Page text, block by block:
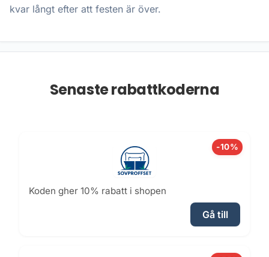
kvar långt efter att festen är över.
Senaste rabattkoderna
-10%
Koden gher 10% rabatt i shopen
Gå till